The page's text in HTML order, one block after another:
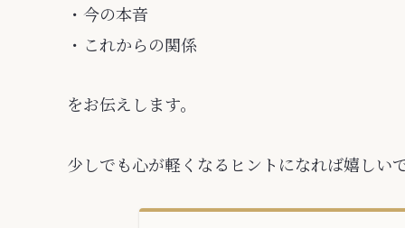
・今の本音
・これからの関係
をお伝えします。
少しでも心が軽くなるヒントになれば嬉しいで